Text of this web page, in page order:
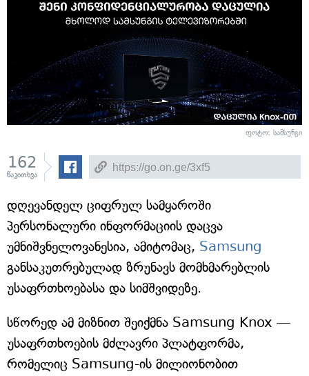
ფოტო: სამსუნგი
162
წაკითხვა
დღევანდელ ციფრულ სამყაროში
პერსონალური ინფორმაციის დაცვა
უმნიშვნელოვანესია, ამიტომაც, Samsung
განსაკუთრებულად ზრუნავს მომხმარებლის
უსაფრთხოებასა და სიმშვიდეზე.
სწორედ ამ მიზნით შეიქმნა Samsung Knox —
უსაფრთხოების მძლავრი პლატფორმა,
რომელიც Samsung-ის მილიონობით